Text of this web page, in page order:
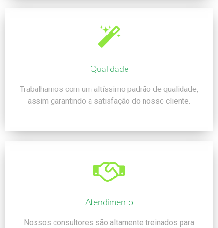
Qualidade
Trabalhamos com um altíssimo padrão de qualidade,
assim garantindo a satisfação do nosso cliente.
Atendimento
Nossos consultores são altamente treinados para